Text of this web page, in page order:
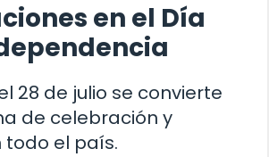
en el Día
28 de julio se convierte
de celebración y
todo el país.